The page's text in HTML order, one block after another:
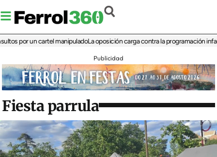
un cartel manipuladoLa oposición carga contra la programación infantil de
Publicidad
Fiesta parrula